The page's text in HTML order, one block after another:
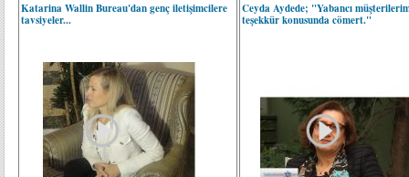
Katarina Wallin Bureau'dan genç iletişimcilere
tavsiyeler...
Ceyda Aydede; "Yabancı
teşekkür konusunda cömert."